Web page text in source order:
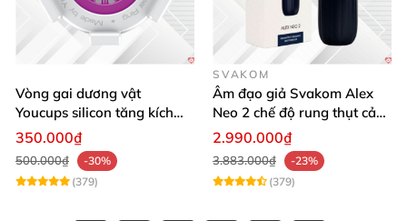
Vòng gai dương vật
Youcups silicon tăng kích
thước cực mạnh
350.000₫
500.000₫
-30%
(379)
SVAKOM
Âm đạo giả Svakom Alex
Neo 2 chế độ rung thụt cảm
giác thật
2.990.000₫
3.883.000₫
-23%
(379)